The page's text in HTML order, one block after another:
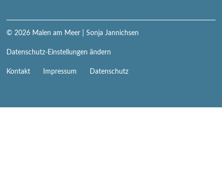
© 2026 Malen am Meer | Sonja Jannichsen
Datenschutz-Einstellungen ändern
Navigation
Kontakt Impressum Datenschutz